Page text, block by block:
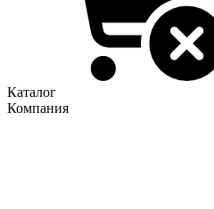
Каталог
Компания